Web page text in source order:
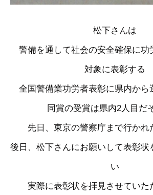
松下さんは
警備を通して社会の安全確保に功
対象に表彰する
全国警備業功労者表彰に県内から
同賞の受賞は県内2人目だ
先日、東京の警察庁まで行かれ
後日、松下さんにお願いして表彰状
い
実際に表彰状を拝見させていた